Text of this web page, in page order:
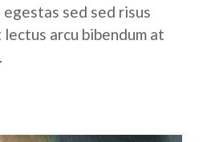
sed sed risus
arcu bibendum at